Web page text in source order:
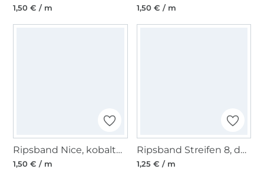
1,50 € / m 1,50 € / m
Ripsband Nice, kobaltblau
1,50 € / m
Ripsband Streifen 8, dunkelblau - weiss
1,25 € / m